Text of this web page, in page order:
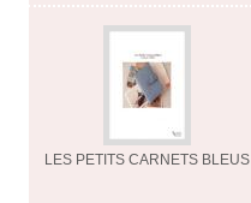
LES PETITS CARNETS BLEUS